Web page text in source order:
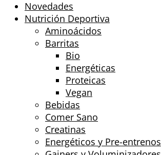
Novedades
Nutrición Deportiva
Aminoácidos
Barritas
Bio
Energéticas
Proteicas
Vegan
Bebidas
Comer Sano
Creatinas
Energéticos y Pre-entrenos